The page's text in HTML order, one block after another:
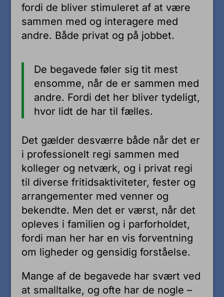
fordi de bliver stimuleret af at være
sammen med og interagere med
andre. Både privat og på jobbet.
De begavede føler sig tit mest
ensomme, når de er sammen med
andre. Fordi det her bliver tydeligt,
hvor lidt de har til fælles.
Det gælder desværre både når det er
i professionelt regi sammen med
kolleger og netværk, og i privat regi
til diverse fritidsaktiviteter, fester og
arrangementer med venner og
bekendte. Men det er værst, når det
opleves i familien og i parforholdet,
fordi man her har en vis forventning
om ligheder og gensidig forståelse.
Mange af de begavede har svært ved
at smalltalke, og ofte har de nogle –